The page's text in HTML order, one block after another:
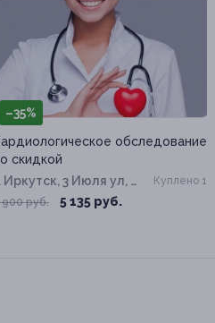
–35%
обследование
скидкой
Иркутск, 3 Июля ул, д.
900 руб. 5 135 руб.
Куплено 1